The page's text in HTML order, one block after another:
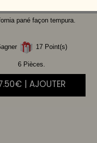
pané façon tempura.
17 Point(s)
6 Pièces.
| AJOUTER